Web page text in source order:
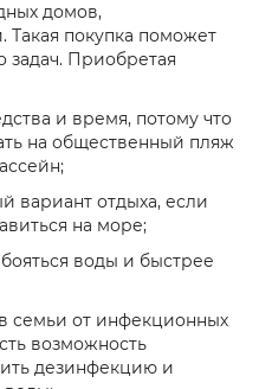
домов,
Такая покупка поможет
задач. Приобретая
и время, потому что
на общественный пляж
вариант отдыха, если
на море;
воды и быстрее
семьи от инфекционных
возможность
дезинфекцию и